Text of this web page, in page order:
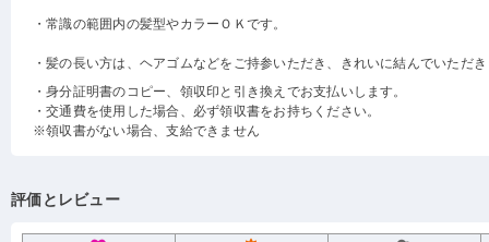
・常識の範囲内の髪型やカラーＯＫです。
・髪の長い方は、ヘアゴムなどをご持参いただき、きれいに結んでいただ
・身分証明書のコピー、領収印と引き換えでお支払いします。
・交通費を使用した場合、必ず領収書をお持ちください。
※領収書がない場合、支給できません
評価とレビュー